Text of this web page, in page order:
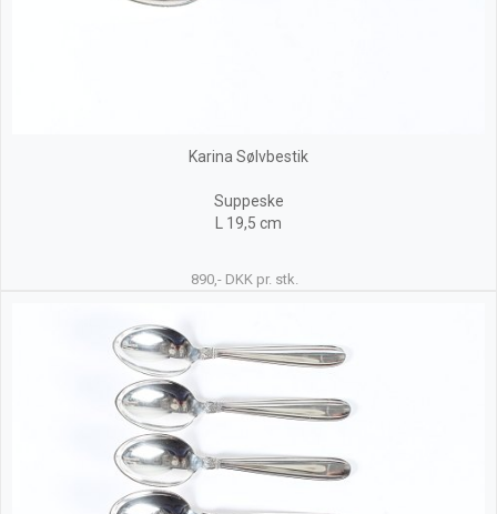
Karina Sølvbestik
Suppeske
L 19,5 cm
890,- DKK pr. stk.